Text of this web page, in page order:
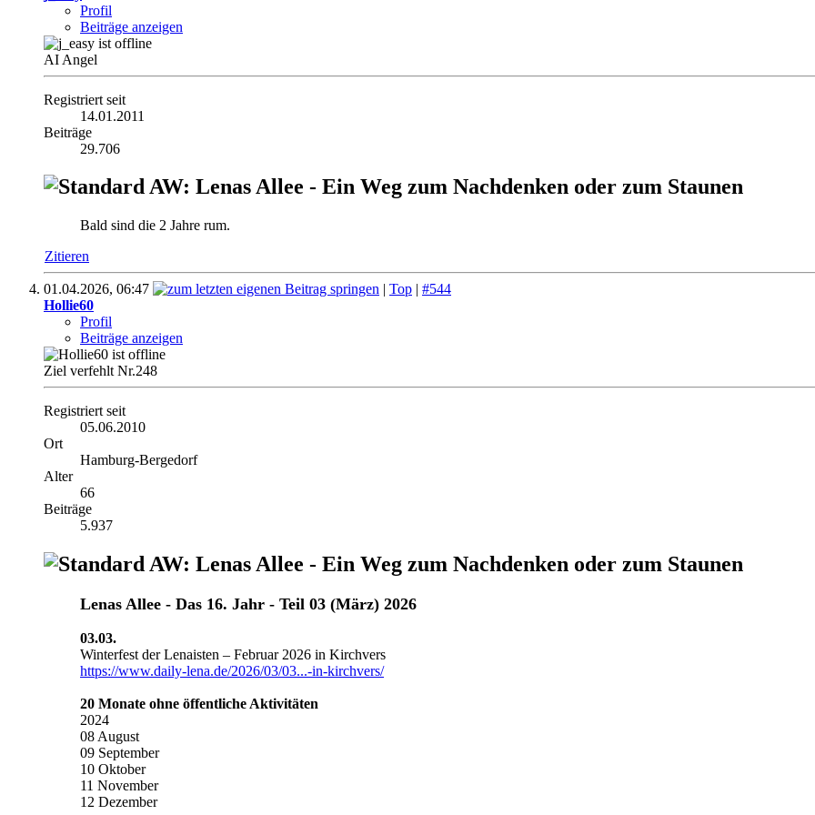
Profil
Beiträge anzeigen
AI Angel
Registriert seit
14.01.2011
Beiträge
29.706
AW: Lenas Allee - Ein Weg zum Nachdenken oder zum Staunen
Bald sind die 2 Jahre rum.
Zitieren
01.04.2026, 06:47 | Top | #544
Hollie60
Profil
Beiträge anzeigen
Ziel verfehlt Nr.248
Registriert seit
05.06.2010
Ort
Hamburg-Bergedorf
Alter
66
Beiträge
5.937
AW: Lenas Allee - Ein Weg zum Nachdenken oder zum Staunen
Lenas Allee ‐ Das 16. Jahr - Teil 03 (März) 2026
03.03.
Winterfest der Lenaisten – Februar 2026 in Kirchvers
https://www.daily-lena.de/2026/03/03...-in-kirchvers/
20 Monate ohne öffentliche Aktivitäten
2024
08 August
09 September
10 Oktober
11 November
12 Dezember